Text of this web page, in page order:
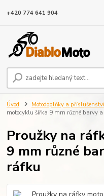
+420 774 641 904
Úvod Motodoplňky a příslušenství
motocyklu šířka 9 mm různé barvy
Proužky na
9 mm různé
ráfku